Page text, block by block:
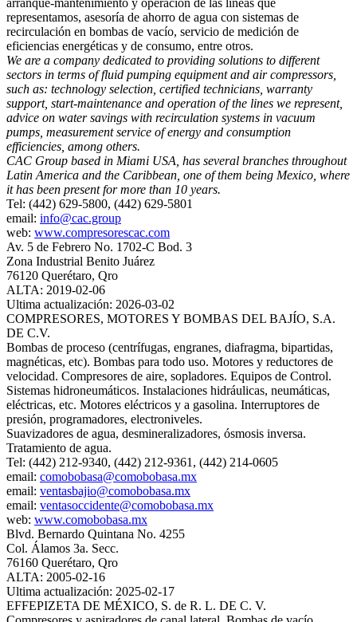
representamos, asesoría de ahorro de agua con sistemas de
recirculación en bombas de vacío, servicio de medición de
eficiencias energéticas y de consumo, entre otros.
We are a company dedicated to providing solutions to different
sectors in terms of fluid pumping equipment and air compressors,
such as: technology selection, certified technicians, warranty
support, start-maintenance and operation of the lines we represent,
advice on water savings with recirculation systems in vacuum
pumps, measurement service of energy and consumption
efficiencies, among others.
CAC Group based in Miami USA, has several branches throughout
Latin America and the Caribbean, one of them being Mexico, where
it has been present for more than 10 years.
Tel: (442) 629-5800, (442) 629-5801
email: info@cac.group
web: www.compresorescac.com
Av. 5 de Febrero No. 1702-C Bod. 3
Zona Industrial Benito Juárez
76120 Querétaro, Qro
ALTA: 2019-02-06
Ultima actualización: 2026-03-02
COMPRESORES, MOTORES Y BOMBAS DEL BAJÍO, S.A.
DE C.V.
Bombas de proceso (centrífugas, engranes, diafragma, bipartidas,
magnéticas, etc). Bombas para todo uso. Motores y reductores de
velocidad. Compresores de aire, sopladores. Equipos de Control.
Sistemas hidroneumáticos. Instalaciones hidráulicas, neumáticas,
eléctricas, etc. Motores eléctricos y a gasolina. Interruptores de
presión, programadores, electroniveles.
Suavizadores de agua, desmineralizadores, ósmosis inversa.
Tratamiento de agua.
Tel: (442) 212-9340, (442) 212-9361, (442) 214-0605
email: comobobasa@comobobasa.mx
email: ventasbajio@comobobasa.mx
email: ventasoccidente@comobobasa.mx
web: www.comobobasa.mx
Blvd. Bernardo Quintana No. 4255
Col. Álamos 3a. Secc.
76160 Querétaro, Qro
ALTA: 2005-02-16
Ultima actualización: 2025-02-17
EFFEPIZETA DE MÉXICO, S. de R. L. DE C. V.